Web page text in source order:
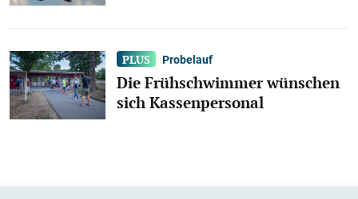
Probelauf
Die Frühschwimmer wünschen
sich Kassenpersonal